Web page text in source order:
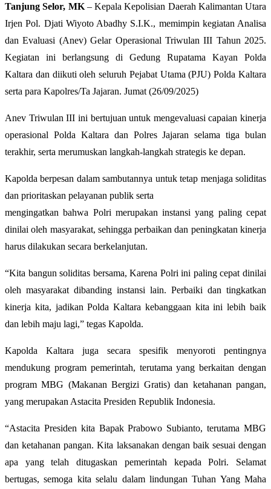
Tanjung Selor, MK– Kepala Kepolisian Daerah Kalimantan Utara
Irjen Pol. Djati Wiyoto Abadhy S.I.K., memimpin kegiatan Analisa
dan Evaluasi (Anev) Gelar Operasional Triwulan III Tahun 2025.
Kegiatan ini berlangsung di Gedung Rupatama Kayan Polda
Kaltara dan diikuti oleh seluruh Pejabat Utama (PJU) Polda Kaltara
serta para Kapolres/Ta Jajaran. Jumat (26/09/2025)
​Anev Triwulan III ini bertujuan untuk mengevaluasi capaian kinerja
operasional Polda Kaltara dan Polres Jajaran selama tiga bulan
terakhir, serta merumuskan langkah-langkah strategis ke depan.
​Kapolda berpesan dalam sambutannya untuk tetap menjaga soliditas
dan prioritaskan pelayanan publik serta
​mengingatkan bahwa Polri merupakan instansi yang paling cepat
dinilai oleh masyarakat, sehingga perbaikan dan peningkatan kinerja
harus dilakukan secara berkelanjutan.
​“Kita bangun soliditas bersama, Karena Polri ini paling cepat dinilai
oleh masyarakat dibanding instansi lain. Perbaiki dan tingkatkan
kinerja kita, jadikan Polda Kaltara kebanggaan kita ini lebih baik
dan lebih maju lagi,” tegas Kapolda.
​Kapolda Kaltara juga secara spesifik menyoroti pentingnya
mendukung program pemerintah, terutama yang berkaitan dengan
program MBG (Makanan Bergizi Gratis) dan ketahanan pangan,
yang merupakan Astacita Presiden Republik Indonesia.
​“Astacita Presiden kita Bapak Prabowo Subianto, terutama MBG
dan ketahanan pangan. Kita laksanakan dengan baik sesuai dengan
apa yang telah ditugaskan pemerintah kepada Polri. Selamat
bertugas, semoga kita selalu dalam lindungan Tuhan Yang Maha